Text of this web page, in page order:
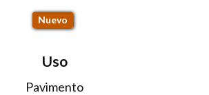
Nuevo
Uso
Pavimento